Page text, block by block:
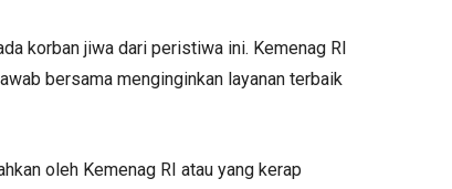
korban jiwa dari peristiwa ini. Kemenag RI
bersama menginginkan layanan terbaik
oleh Kemenag RI atau yang kerap